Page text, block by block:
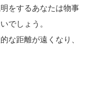
をするあなたは物事
でしょう。
な距離が遠くなり、